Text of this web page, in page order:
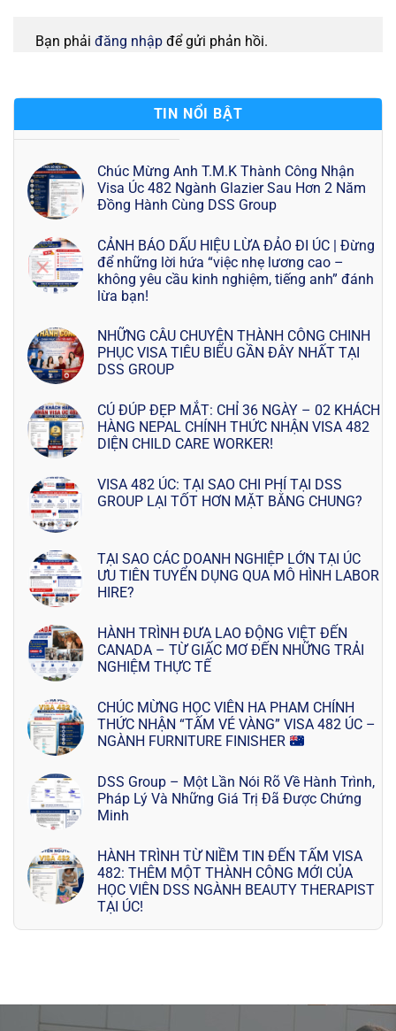
Bạn phải đăng nhập để gửi phản hồi.
TIN NỔI BẬT
Chúc Mừng Anh T.M.K Thành Công Nhận
Visa Úc 482 Ngành Glazier Sau Hơn 2 Năm
Đồng Hành Cùng DSS Group
CẢNH BÁO DẤU HIỆU LỪA ĐẢO ĐI ÚC | Đừng
để những lời hứa “việc nhẹ lương cao –
không yêu cầu kinh nghiệm, tiếng anh” đánh
lừa bạn!
NHỮNG CÂU CHUYỆN THÀNH CÔNG CHINH
PHỤC VISA TIÊU BIỂU GẦN ĐÂY NHẤT TẠI
DSS GROUP
CÚ ĐÚP ĐẸP MẮT: CHỈ 36 NGÀY – 02 KHÁCH
HÀNG NEPAL CHÍNH THỨC NHẬN VISA 482
DIỆN CHILD CARE WORKER!
VISA 482 ÚC: TẠI SAO CHI PHÍ TẠI DSS
GROUP LẠI TỐT HƠN MẶT BẰNG CHUNG?
TẠI SAO CÁC DOANH NGHIỆP LỚN TẠI ÚC
ƯU TIÊN TUYỂN DỤNG QUA MÔ HÌNH LABOR
HIRE?
HÀNH TRÌNH ĐƯA LAO ĐỘNG VIỆT ĐẾN
CANADA – TỪ GIẤC MƠ ĐẾN NHỮNG TRẢI
NGHIỆM THỰC TẾ
CHÚC MỪNG HỌC VIÊN HA PHAM CHÍNH
THỨC NHẬN “TẤM VÉ VÀNG” VISA 482 ÚC –
NGÀNH FURNITURE FINISHER
DSS Group – Một Lần Nói Rõ Về Hành Trình,
Pháp Lý Và Những Giá Trị Đã Được Chứng
Minh
HÀNH TRÌNH TỪ NIỀM TIN ĐẾN TẤM VISA
482: THÊM MỘT THÀNH CÔNG MỚI CỦA
HỌC VIÊN DSS NGÀNH BEAUTY THERAPIST
TẠI ÚC!